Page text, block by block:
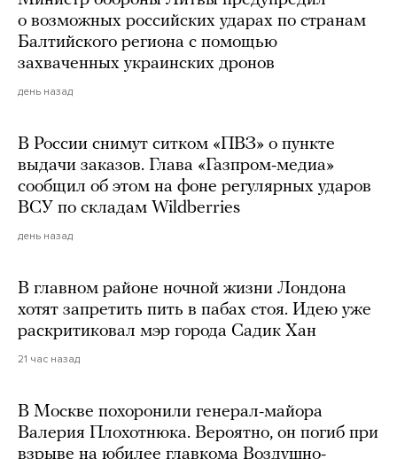
о возможных российских ударах по странам
Балтийского региона с помощью
захваченных украинских дронов
день назад
В России снимут ситком «ПВЗ» о пункте
выдачи заказов. Глава «Газпром-медиа»
сообщил об этом на фоне регулярных ударов
ВСУ по складам Wildberries
день назад
В главном районе ночной жизни Лондона
хотят запретить пить в пабах стоя. Идею уже
раскритиковал мэр города Садик Хан
21 час назад
В Москве похоронили генерал-майора
Валерия Плохотнюка. Вероятно, он погиб при
взрыве на юбилее главкома Воздушно-